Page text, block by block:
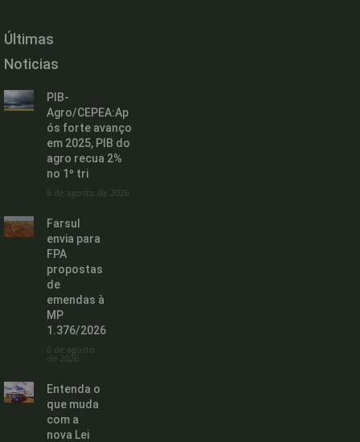
Últimas
Noticias
PIB-
Agro/CEPEA:Ap
ós forte avanço
em 2025, PIB do
agro recua 2%
no 1º tri
6 de agosto de 2026
Farsul
envia para
FPA
propostas
de
emendas à
MP
1.376/2026
6 de agosto
de 2026
Entenda o
que muda
com a
nova Lei